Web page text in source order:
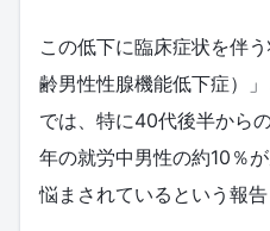
この低下に臨床症状を伴
齢男性性腺機能低下症）
では、特に40代後半から
年の就労中男性の約10％
悩まされているという報告